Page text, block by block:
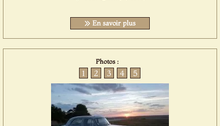
En savoir plus
Photos :
1 2 3 4 5